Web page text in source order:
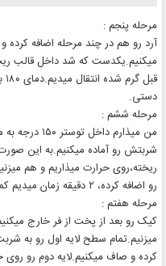
مرحله پنجم :
آرد رو هم در چند مرحله اضافه
میکنیم.یکدست که شد داخل قالب
دستی.
مرحله ششم :
من میذارم
شربتش رو آماده میکنیم.به این
ریخته،روی حرارت میذاریم و هم
رو اضافه کرده، ۲ دقیقه زمان میدیم کمی غلیظ بشه و بعد از روی حرارت برمیداریم.
مرحله هفتم :
کیک رو بعد از پخت از فر خارج
میزنیم.تمام سطح لایه اول رو به
کرده و صاف میکنیم.لایه دوم رو روی